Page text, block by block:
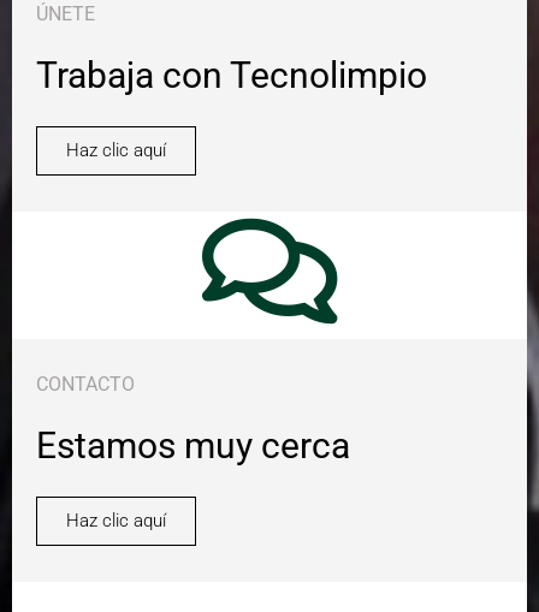
ÚNETE
Trabaja con Tecnolimpio
Haz clic aquí
CONTACTO
Estamos muy cerca
Haz clic aquí